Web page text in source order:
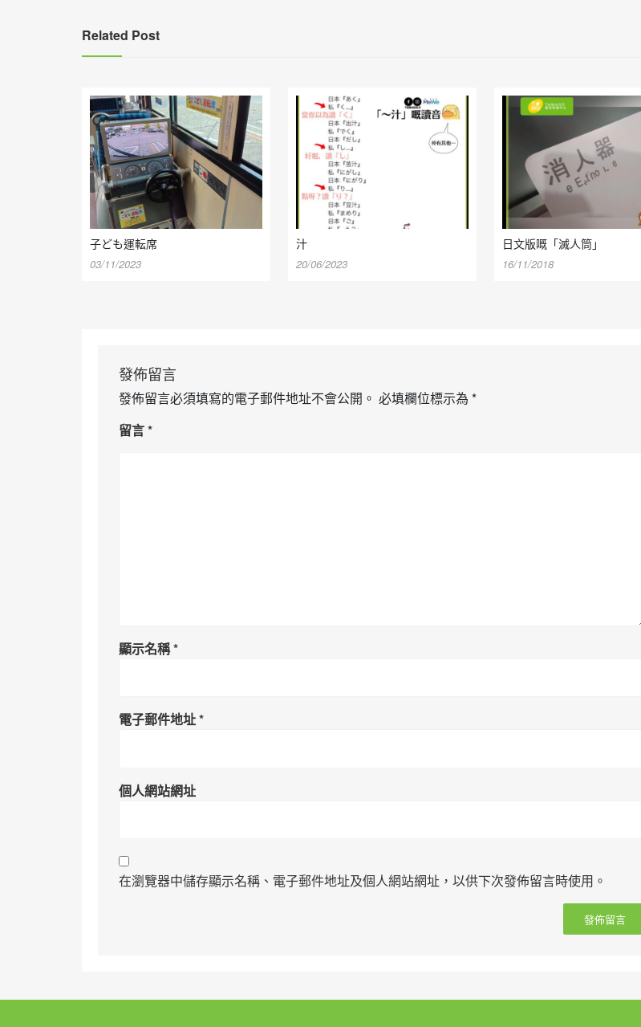
Related Post
子ども運転席
03/11/2023
汁
20/06/2023
日文版嘅「滅人筒」
16/11/2018
發佈留言
發佈留言必須填寫的電子郵件地址不會公開。 必填欄位標示為 *
留言*
顯示名稱*
電子郵件地址*
個人網站網址
在瀏覽器中儲存顯示名稱、電子郵件地址及個人網站網址，以供下次發佈留言時使用。